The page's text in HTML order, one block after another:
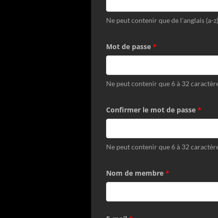
Ne peut contenir que de l'anglais (a-
Mot de passe *
Ne peut contenir que 6 à 32
Confirmer le mot de passe *
Ne peut contenir que 6 à 32
Nom de membre *